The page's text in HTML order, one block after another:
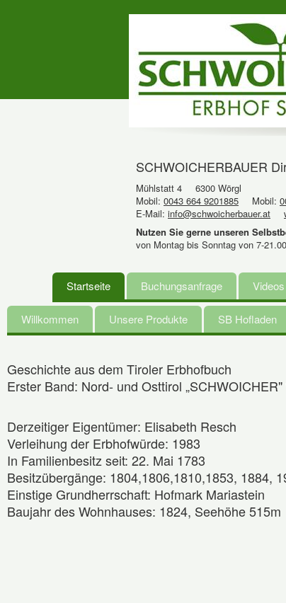
SCHWOICHERBAUER
Mühlstatt 4
6300 Wörgl
Mobil: 0043 664 9201885 Mobil:
E-Mail: info@schwoicherbauer.at
Nutzen Sie gerne unseren
von Montag bis Sonntag von 7-
Startseite Buchungsanfrage Videos
Willkommen Unsere Produkte SB Hofladen
Geschichte aus dem Tiroler Erbhofbuch
Erster Band: Nord- und Osttirol
Derzeitiger Eigentümer: Elisabeth Resch
Verleihung der Erbhofwürde: 1983
In Familienbesitz seit: 22. Mai 1783
Besitzübergänge: 1804,1806,1810,1853, 1884,
Einstige Grundherrschaft: Hofmark Mariastein
Baujahr des Wohnhauses: 1824, Seehöhe 515m